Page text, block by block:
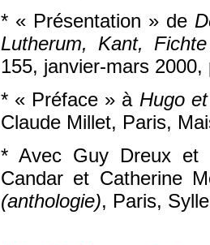
* « Présentation » de
Lutherum, Kant,
155, janvier-mars 2000,
* « Préface » à Hugo
Claude Millet, Paris,
* Avec Guy Dreux et
Candar et Catherine
(anthologie), Paris,